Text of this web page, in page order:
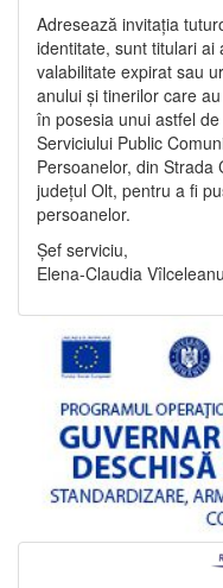
Adresează invitația
identitate, sunt titulari
valabilitate expirat sau
anului și tinerilor care
în posesia unui astfel
Serviciului Public
Persoanelor, din Strada
județul Olt, pentru a fi
persoanelor.
Șef serviciu,
Elena-Claudia Vîlceleanu